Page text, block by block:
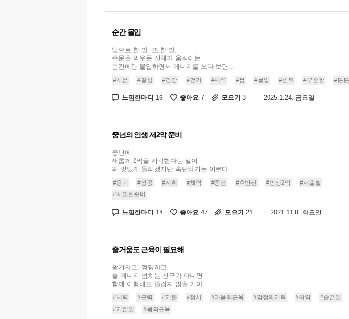
순간 몰입
앞으로 한 발, 또 한 발,
주문을 외우듯 신체가 움직이는
순간에만 몰입하면서 에너지를 쓰다 보면...
#처음 #결심 #건강 #걷기 #체력 #몸 #몰입 #반복 #꾸준함 #튼튼
느낌한마디 16 좋아요 7 모으기 3 2025.1.24. 금요일
중년의 인생 제2막 준비
중년에
새롭게 2막을 시작한다는 말이
꽤 멋있게 들리겠지만 속단하기는 이르다. ...
#용기 #성공 #계획 #체력 #중년 #후반전 #인생2막
#재출발
#치밀한준비
느낌한마디 14 좋아요 47 모으기 21 2021.11.9. 화요일
즐거움도 근육이 필요해
활기차고, 명랑하고,
늘 에너지 넘치는 친구가 아니면
함께 여행해도 즐겁지 않을 거야. ...
#체력 #근력 #기분 #정서 #마음의근육 #감정의기복 #허약
#슬픈일
#기쁜일
#몸의근육